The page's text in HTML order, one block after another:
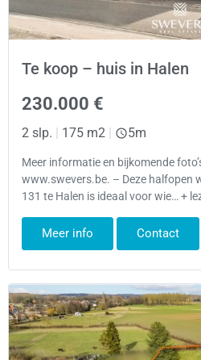
Te koop – huis in Halen
230.000 €
2 slp. | 175 m2 | 5m
Meer informatie en bijkomende
www.swevers.be. – Deze halfopen
131 te Halen is ideaal voor wie… +
Meer info Contact